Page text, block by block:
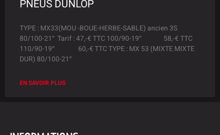
PNEUS DUNLOP
TYPE : MX33(MOU -BOUE-HERBE-SABLE) ancien 3S
80/100-21″ Tarif : 47,-€ TTC 100/90-19″ 58,-€ TTC
110/90-19″ 60,-€ TTC TYPE : MX 53 (MIXTE MIXTE
DUR) 80/100-21″
EN SAVOIR PLUS